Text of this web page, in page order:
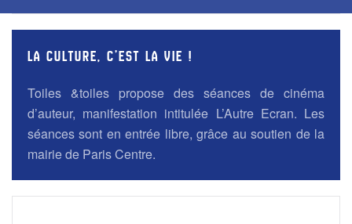
LA CULTURE, C’EST LA VIE !
Toiles &toiles propose des séances de cinéma
d’auteur, manifestation intitulée L’Autre Ecran. Les
séances sont en entrée libre, grâce au soutien de la
mairie de Paris Centre.